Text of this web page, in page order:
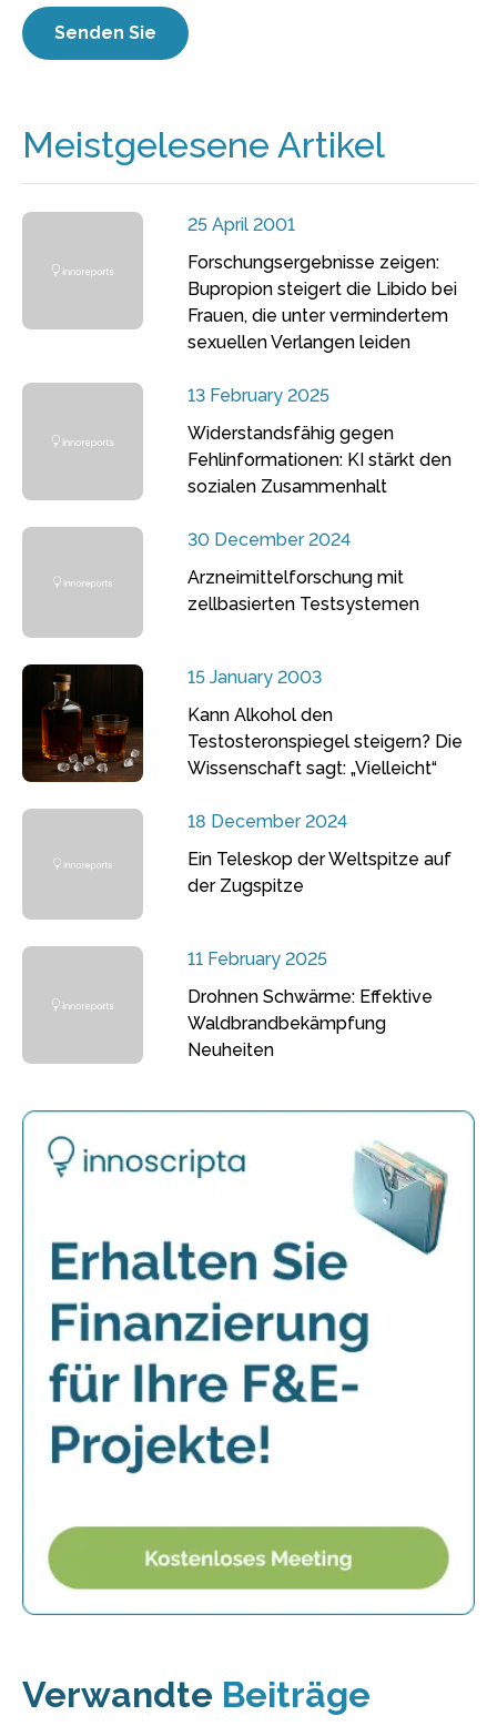
Meistgelesene Artikel
25 April 2001
Forschungsergebnisse zeigen:
Bupropion steigert die Libido bei
Frauen, die unter vermindertem
sexuellen Verlangen leiden
13 February 2025
Widerstandsfähig gegen
Fehlinformationen: KI stärkt den
sozialen Zusammenhalt
30 December 2024
Arzneimittelforschung mit
zellbasierten Testsystemen
15 January 2003
Kann Alkohol den
Testosteronspiegel steigern? Die
Wissenschaft sagt: „Vielleicht“
18 December 2024
Ein Teleskop der Weltspitze auf
der Zugspitze
11 February 2025
Drohnen Schwärme: Effektive
Waldbrandbekämpfung
Neuheiten
Verwandte Beiträge